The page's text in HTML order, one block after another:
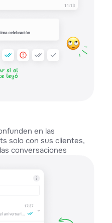
en las
solo con sus clientes,
conversaciones